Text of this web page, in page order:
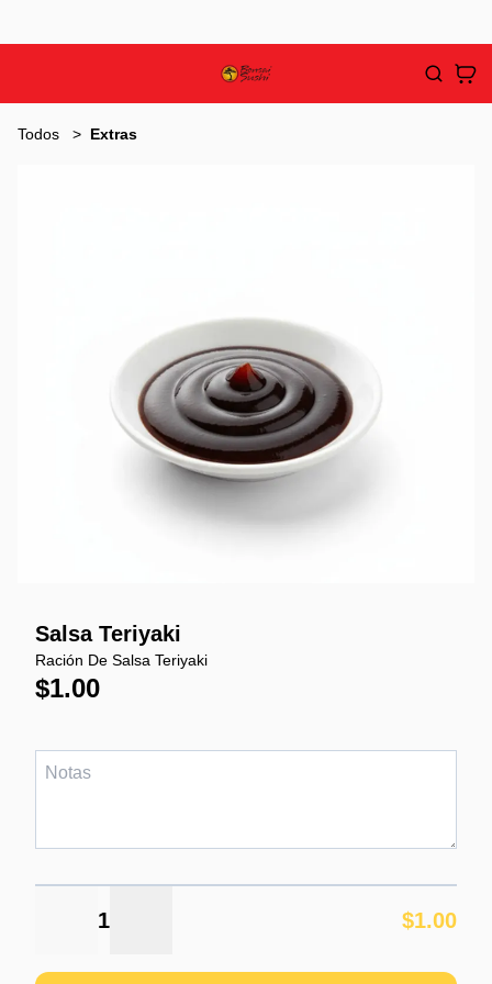
Todos Extras
Salsa Teriyaki
Ración De Salsa Teriyaki
$1.00
1 $1.00